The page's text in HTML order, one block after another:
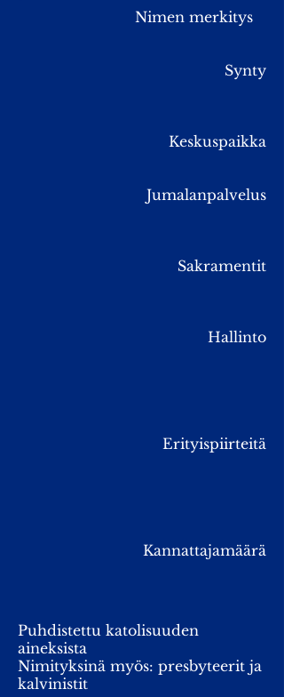
Nimen merkitys
Synty
Keskuspaikka
Jumalanpalvelus
Sakramentit
Hallinto
Erityispiirteitä
Kannattajamäärä
Puhdistettu katolisuuden
aineksista
Nimityksinä myös: presbyteerit ja
kalvinistit